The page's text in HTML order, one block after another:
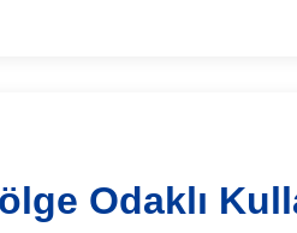
Odaklı